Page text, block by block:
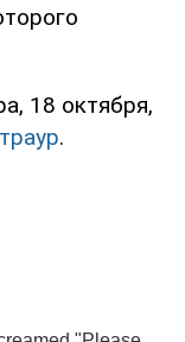
18 октября,
.